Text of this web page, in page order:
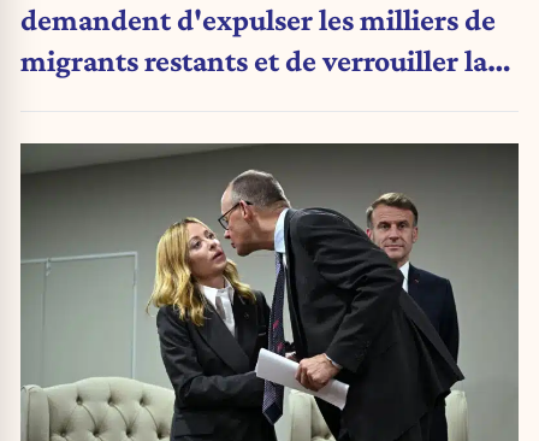
demandent d'expulser les milliers de
migrants restants et de verrouiller la